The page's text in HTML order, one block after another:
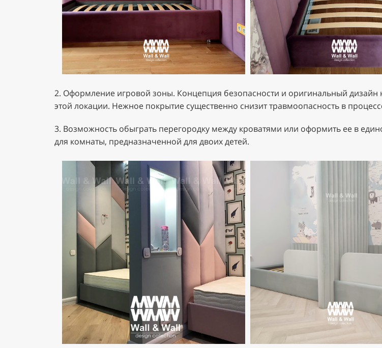
2. Оформление игровой зоны. Концепция безопасности и оригинальный дизайн
этой локации. Нежное покрытие существенно снизит травмоопасность в
3. Возможность обыграть перегородку между кроватями или оформить ее в
для комнаты, предназначенной для двоих детей.